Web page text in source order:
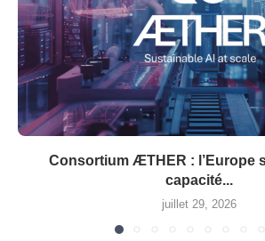
Consortium ÆTHER : l’Europe
capacité...
juillet 29, 2026